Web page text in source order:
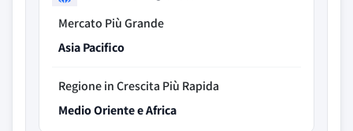
Mercato Più Grande
Asia Pacifico
Regione in Crescita Più Rapida
Medio Oriente e Africa